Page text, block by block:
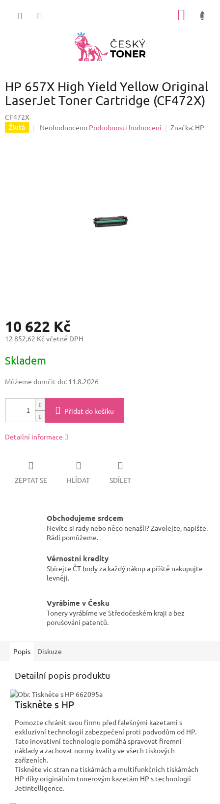
HP 657X High Yield Yellow Original
LaserJet Toner Cartridge (CF472X)
CF472X
Žlutá
Průměrné
Neohodnoceno Podrobnosti hodnocení Značka: HP
10 622 Kč
12 852,62 Kč včetně DPH
cena:
Skladem
Můžeme doručit do: 11.8.2026
Přidat do košíku
Detailní informace
ZEPTAT SE HLÍDAT SDÍLET
Obchodujeme srdcem
Nevíte si rady nebo něco nenašli? Zavolejte, napište.
Rádi pomůžeme.
Věrnostní kredity
Sbírejte ČT body za každý nákup a příště nakupujte
levněji.
Vyrábíme v Česku
Tonery vyrábíme ve Středočeském kraji a bez
porušování patentů.
Popis Diskuze
Detailní popis produktu
Tiskněte s HP
Pomozte chránit svou firmu před falešnými kazetami s
exkluzivní technologií zabezpečení proti podvodům od HP.
Tato inovativní technologie pomáhá spravovat firemní
náklady a zachovat normy kvality ve všech tiskových
zařízeních.
Tiskněte víc stran na tiskárnách a multifunkčních tiskárnách
HP díky originálním tonerovým kazetám HP s technologií
JetIntelligence.